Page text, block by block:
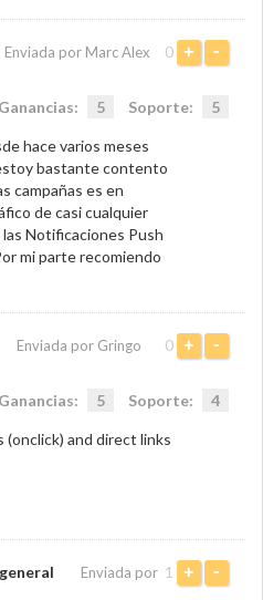
0 + -
Enviada por Marc Alex
Ganancias: 5 Soporte: 5
hace varios meses
bastante contento
campañas es en
de casi cualquier
Notificaciones Push
mi parte recomiendo
0 + -
Enviada por Gringo
Ganancias: 5 Soporte: 4
and direct links
1 + -
Enviada por